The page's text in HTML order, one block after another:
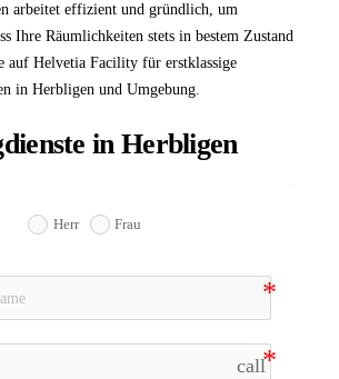
arbeitet effizient und gründlich, um
Ihre Räumlichkeiten stets in bestem Zustand
auf Helvetia Facility für erstklassige
in Herbligen und Umgebung.
in Herbligen
Herr Frau
call